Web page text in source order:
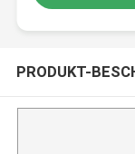
PRODUKT-